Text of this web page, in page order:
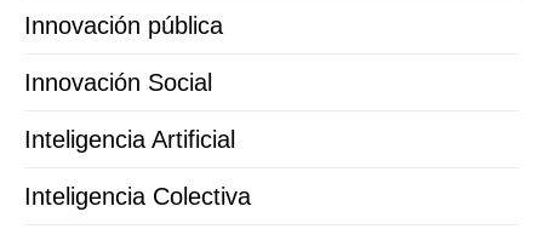
Innovación pública
Innovación Social
Inteligencia Artificial
Inteligencia Colectiva